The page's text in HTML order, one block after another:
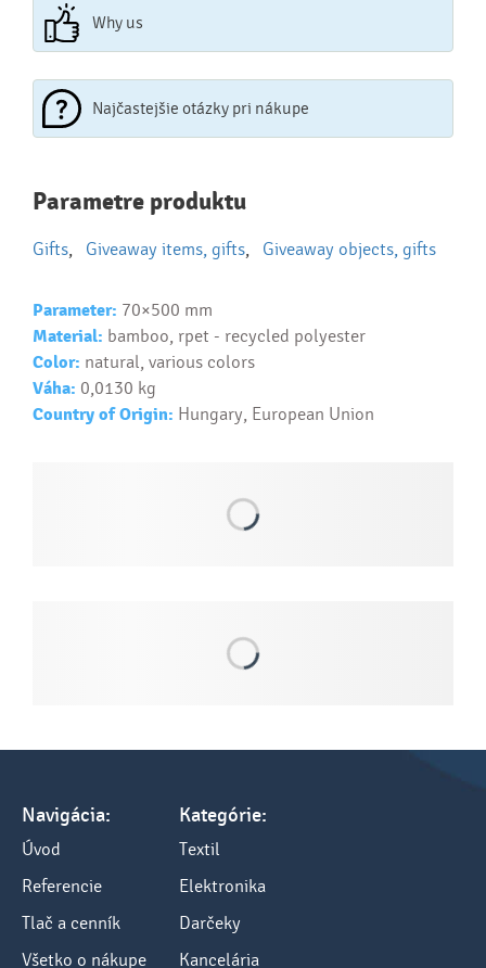
Why us
Najčastejšie otázky pri nákupe
Najčastejšie otázky pri nákupe
reklamných predmetov
Ako realizujete potlač na reklamné premedy?
Ako si vybrať správny predmet?
Text...
Parametre produktu
Gifts, Giveaway items, gifts, Giveaway objects, gifts
Parameter: 70×500 mm
Material: bamboo, rpet - recycled polyester
Color: natural, various colors
Váha: 0,0130 kg
Country of Origin: Hungary, European Union
Navigácia:
Úvod
Referencie
Tlač a cenník
Všetko o nákupe
Kategórie:
Textil
Elektronika
Darčeky
Kancelária